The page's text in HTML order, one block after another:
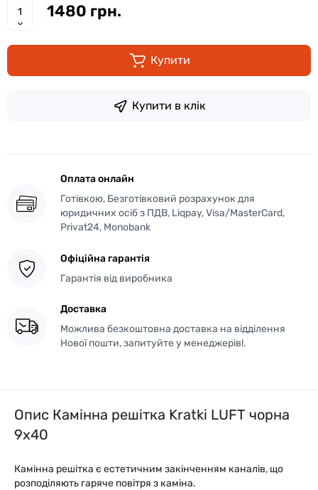
1480 грн.
Купити
Купити в клік
Оплата онлайн
Готівкою, Безготівковий розрахунок для
юридичних осіб з ПДВ, Liqpay, Visa/MasterCard,
Privat24, Monobank
Офіційна гарантія
Гарантія від виробника
Доставка
Можлива безкоштовна доставка на відділення
Нової пошти, запитуйте у менеджерів!.
Опис Камінна решітка Kratki LUFT чорна
9x40
Камінна решітка є естетичним закінченням каналів, що
розподіляють гаряче повітря з каміна.